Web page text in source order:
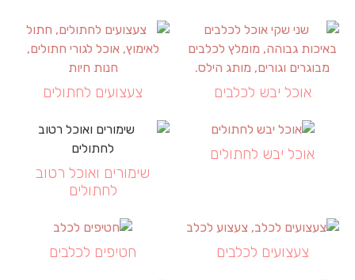
אוכל יבש לכלבים צעצועים לחתולים
אוכל יבש לחתולים
שימורים ואוכל רטוב
לחתולים
צעצועים לכלבים חטיפים לכלבים